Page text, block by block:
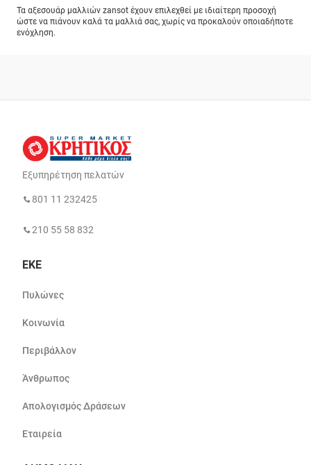
Τα αξεσουάρ μαλλιών zansot έχουν επιλεχθεί με ιδιαίτερη προσοχή
ώστε να πιάνουν καλά τα μαλλιά σας, χωρίς να προκαλούν οποιαδήποτε
ενόχληση.
Εξυπηρέτηση πελατών
801 11 232425
210 55 58 832
ΕΚΕ
Πυλώνες
Κοινωνία
Περιβάλλον
Άνθρωπος
Απολογισμός Δράσεων
Εταιρεία